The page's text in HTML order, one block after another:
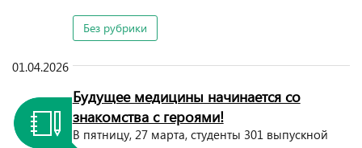
Без рубрики
01.04.2026
Будущее медицины начинается со
знакомства с героями!
В пятницу, 27 марта, студенты 301 выпускной